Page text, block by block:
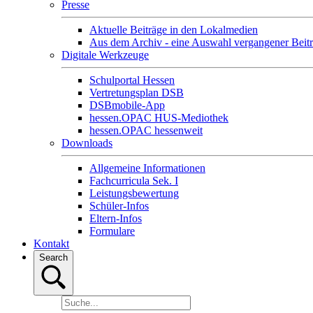
Presse
Aktuelle Beiträge in den Lokalmedien
Aus dem Archiv - eine Auswahl vergangener
Digitale Werkzeuge
Schulportal Hessen
Vertretungsplan DSB
DSBmobile-App
hessen.OPAC HUS-Mediothek
hessen.OPAC hessenweit
Downloads
Allgemeine Informationen
Fachcurricula Sek. I
Leistungsbewertung
Schüler-Infos
Eltern-Infos
Formulare
Kontakt
Search